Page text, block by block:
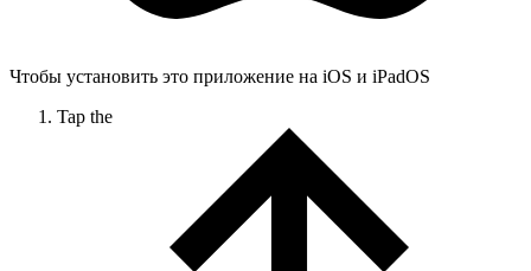
Чтобы установить это приложение на iOS и iPadOS
Tap the